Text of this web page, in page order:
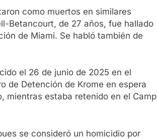
como muertos en similares
Betancourt, de 27 años, fue hallado
de Miami. Se habló también de
el 26 de junio de 2025 en el
de Detención de Krome en espera
mientras estaba retenido en el Camp
se consideró un homicidio por